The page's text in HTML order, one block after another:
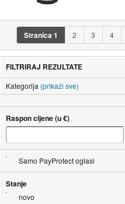
Stranica1 2 3 4
FILTRIRAJ REZULTATE
Kategorija (prikaži sve)
Raspon cijene (u €)
Samo PayProtect oglasi
Stanje
novo